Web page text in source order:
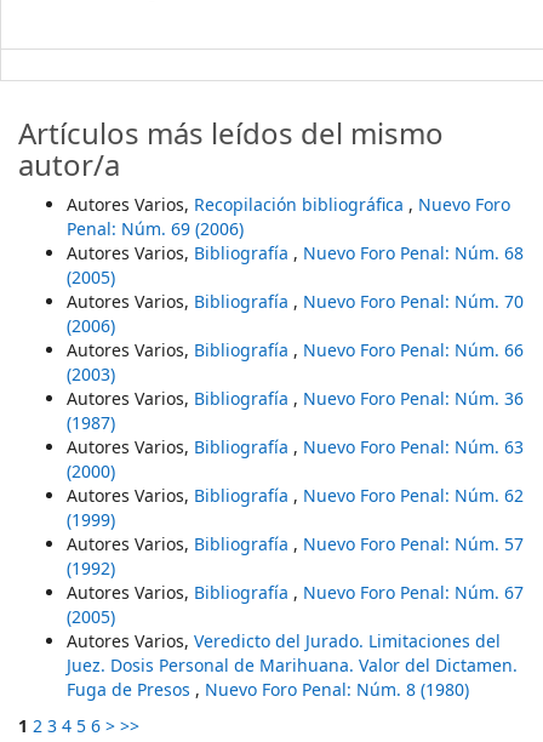
Artículos más leídos del mismo
autor/a
Autores Varios, Recopilación bibliográfica , Nuevo Foro
Penal: Núm. 69 (2006)
Autores Varios, Bibliografía , Nuevo Foro Penal: Núm. 68
(2005)
Autores Varios, Bibliografía , Nuevo Foro Penal: Núm. 70
(2006)
Autores Varios, Bibliografía , Nuevo Foro Penal: Núm. 66
(2003)
Autores Varios, Bibliografía , Nuevo Foro Penal: Núm. 36
(1987)
Autores Varios, Bibliografía , Nuevo Foro Penal: Núm. 63
(2000)
Autores Varios, Bibliografía , Nuevo Foro Penal: Núm. 62
(1999)
Autores Varios, Bibliografía , Nuevo Foro Penal: Núm. 57
(1992)
Autores Varios, Bibliografía , Nuevo Foro Penal: Núm. 67
(2005)
Autores Varios, Veredicto del Jurado. Limitaciones del
Juez. Dosis Personal de Marihuana. Valor del Dictamen.
Fuga de Presos , Nuevo Foro Penal: Núm. 8 (1980)
1 2 3 4 5 6 > >>